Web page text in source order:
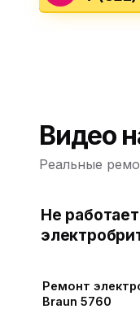
Видео
Реальные
Не
Ремонт
Braun 5760